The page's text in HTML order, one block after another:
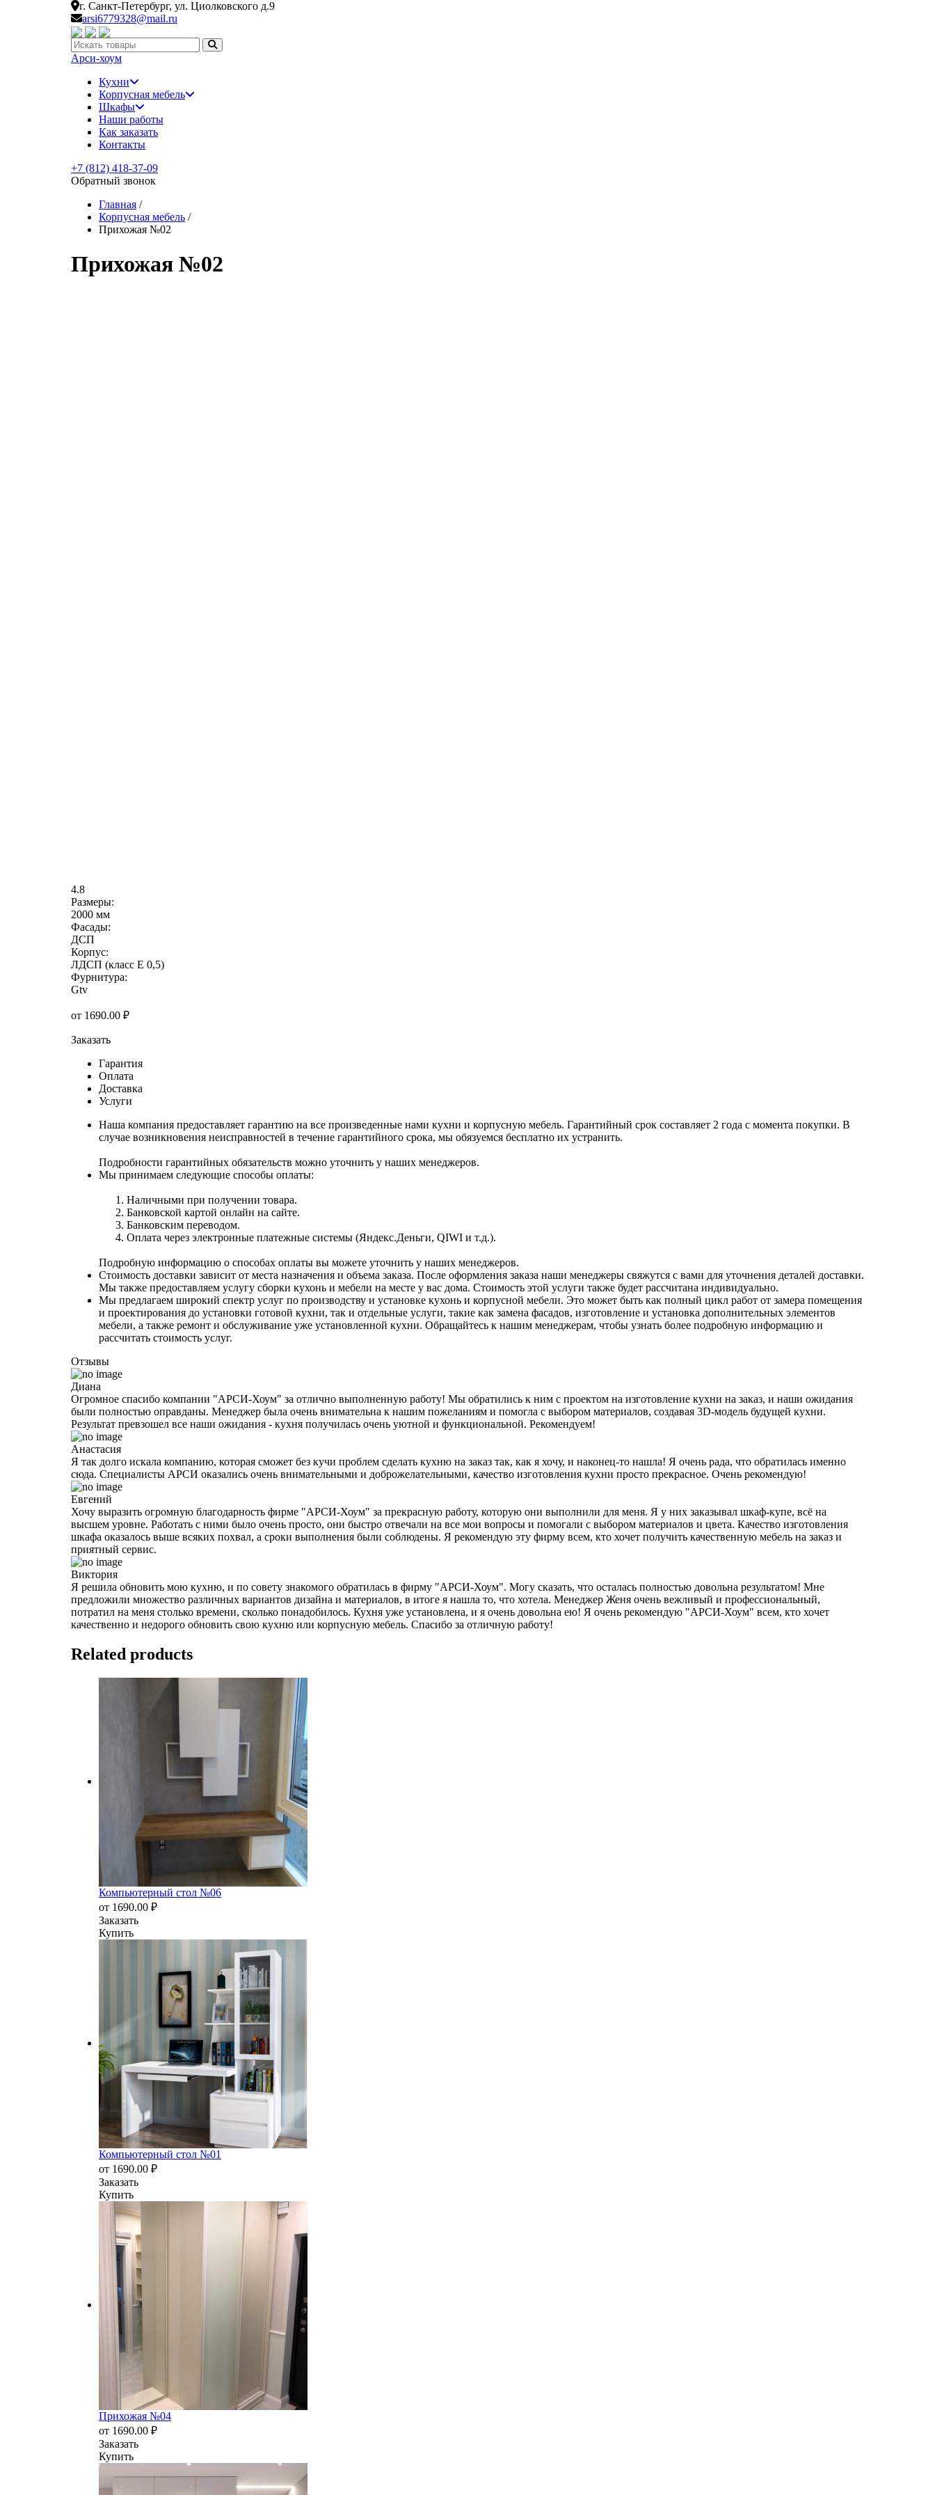
г. Санкт-Петербург, ул. Циолковского д.9
arsi6779328@mail.ru
Искать:
Арси-хоум
Кухни
Корпусная мебель
Шкафы
Наши работы
Как заказать
Контакты
+7 (812) 418-37-09
Обратный звонок
Главная /
Корпусная мебель /
Прихожая №02
Прихожая №02
4.8
Размеры:
2000 мм
Фасады:
ДСП
Корпус:
ЛДСП (класс E 0,5)
Фурнитура:
Gtv
от 1690.00 ₽
Заказать
Гарантия
Оплата
Доставка
Услуги
Наша компания предоставляет гарантию на все произведенные нами кухни и корпусную мебель. Гарантийный срок составляет 2 года с момента покупки. В
случае возникновения неисправностей в течение гарантийного срока, мы обязуемся бесплатно их устранить.
Подробности гарантийных обязательств можно уточнить у наших менеджеров.
Мы принимаем следующие способы оплаты:
Наличными при получении товара.
Банковской картой онлайн на сайте.
Банковским переводом.
Оплата через электронные платежные системы (Яндекс.Деньги, QIWI и т.д.).
Подробную информацию о способах оплаты вы можете уточнить у наших менеджеров.
Стоимость доставки зависит от места назначения и объема заказа. После оформления заказа наши менеджеры свяжутся с вами для уточнения деталей доставки.
Мы также предоставляем услугу сборки кухонь и мебели на месте у вас дома. Стоимость этой услуги также будет рассчитана индивидуально.
Мы предлагаем широкий спектр услуг по производству и установке кухонь и корпусной мебели. Это может быть как полный цикл работ от замера помещения
и проектирования до установки готовой кухни, так и отдельные услуги, такие как замена фасадов, изготовление и установка дополнительных элементов
мебели, а также ремонт и обслуживание уже установленной кухни. Обращайтесь к нашим менеджерам, чтобы узнать более подробную информацию и
рассчитать стоимость услуг.
Отзывы
Диана
Огромное спасибо компании "АРСИ-Хоум" за отлично выполненную работу! Мы обратились к ним с проектом на изготовление кухни на заказ, и наши ожидания
были полностью оправданы. Менеджер была очень внимательна к нашим пожеланиям и помогла с выбором материалов, создавая 3D-модель будущей кухни.
Результат превзошел все наши ожидания - кухня получилась очень уютной и функциональной. Рекомендуем!
Анастасия
Я так долго искала компанию, которая сможет без кучи проблем сделать кухню на заказ так, как я хочу, и наконец-то нашла! Я очень рада, что обратилась именно
сюда. Специалисты АРСИ оказались очень внимательными и доброжелательными, качество изготовления кухни просто прекрасное. Очень рекомендую!
Евгений
Хочу выразить огромную благодарность фирме "АРСИ-Хоум" за прекрасную работу, которую они выполнили для меня. Я у них заказывал шкаф-купе, всё на
высшем уровне. Работать с ними было очень просто, они быстро отвечали на все мои вопросы и помогали с выбором материалов и цвета. Качество изготовления
шкафа оказалось выше всяких похвал, а сроки выполнения были соблюдены. Я рекомендую эту фирму всем, кто хочет получить качественную мебель на заказ и
приятный сервис.
Виктория
Я решила обновить мою кухню, и по совету знакомого обратилась в фирму "АРСИ-Хоум". Могу сказать, что осталась полностью довольна результатом! Мне
предложили множество различных вариантов дизайна и материалов, в итоге я нашла то, что хотела. Менеджер Женя очень вежливый и профессиональный,
потратил на меня столько времени, сколько понадобилось. Кухня уже установлена, и я очень довольна ею! Я очень рекомендую "АРСИ-Хоум" всем, кто хочет
качественно и недорого обновить свою кухню или корпусную мебель. Спасибо за отличную работу!
Related products
Компьютерный стол №06
от 1690.00 ₽
Заказать
Купить
Компьютерный стол №01
от 1690.00 ₽
Заказать
Купить
Прихожая №04
от 1690.00 ₽
Заказать
Купить